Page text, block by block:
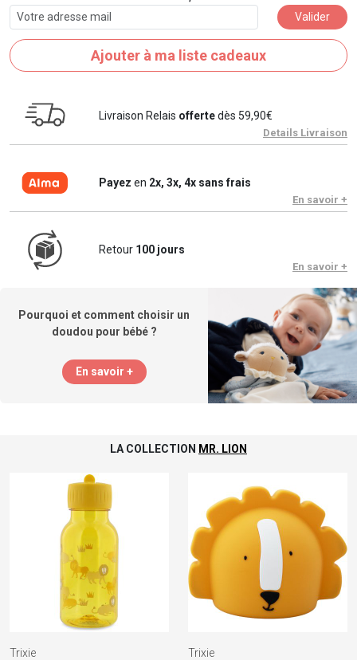
Valider
Ajouter à ma liste cadeaux
Livraison Relais offertedès 59,90€
Details Livraison
Payez en 2x, 3x, 4x sans frais
En savoir +
Retour 100 jours
En savoir +
Pourquoi et comment choisir un
doudou pour bébé ?
En savoir +
LA COLLECTION MR. LION
Trixie
Trixie